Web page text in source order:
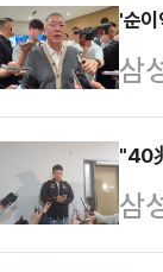
'순
삼
갈
사
날
홀'
"40
삼
조'